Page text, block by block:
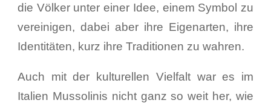
die Völker unter einer Idee, einem Symbol zu
vereinigen, dabei aber ihre Eigenarten, ihre
Identitäten, kurz ihre Traditionen zu wahren.
Auch mit der kulturellen Vielfalt war es im
Italien Mussolinis nicht ganz so weit her, wie